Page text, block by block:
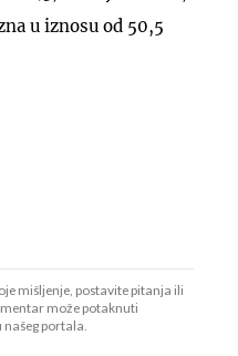
u iznosu od 50,5
mišljenje, postavite pitanja ili
može potaknuti
portala.